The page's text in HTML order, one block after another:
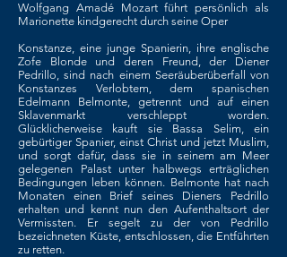
Wolfgang Amadé Mozart führt persönlich als
Marionette kindgerecht durch seine Oper
Konstanze, eine junge Spanierin, ihre englische
Zofe Blonde und deren Freund, der Diener
Pedrillo, sind nach einem Seeräuberüberfall von
Konstanzes Verlobtem, dem spanischen
Edelmann Belmonte, getrennt und auf einen
Sklavenmarkt verschleppt worden.
Glücklicherweise kauft sie Bassa Selim, ein
gebürtiger Spanier, einst Christ und jetzt Muslim,
und sorgt dafür, dass sie in seinem am Meer
gelegenen Palast unter halbwegs erträglichen
Bedingungen leben können. Belmonte hat nach
Monaten einen Brief seines Dieners Pedrillo
erhalten und kennt nun den Aufenthaltsort der
Vermissten. Er segelt zu der von Pedrillo
bezeichneten Küste, entschlossen, die Entführten
zu retten.